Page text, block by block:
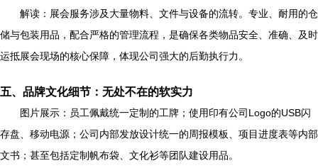
解读：展会服务涉及大量物料、文件与设备的流转。专业、耐用的仓
储与包装用品，配合严格的管理流程，是确保各类物品安全、准确、及时
运抵展会现场的核心保障，体现公司强大的后勤执行力。
五、品牌文化细节：无处不在的软实力
图片展示：员工佩戴统一定制的工牌；使用印有公司Logo的USB闪
存盘、移动电源；公司内部发放设计统一的周报模板、项目进度表等内部
文书；甚至包括定制帆布袋、文化衫等团队建设用品。